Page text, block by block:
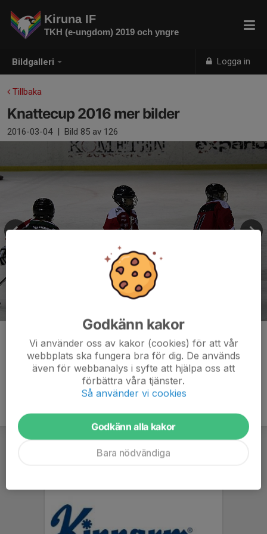
Bildgalleri Logga in
Kiruna IF
TKH (e-ungdom) 2019 och yngre
Tillbaka
Knattecup 2016 mer bilder
2016-03-04 | Bild 85 av 126
Kommentarer
Godkänn kakor
Vi använder oss av kakor (cookies) för att vår
webbplats ska fungera bra för dig. De används
även för webbanalys i syfte att hjälpa oss att
förbättra våra tjänster.
Så använder vi cookies
Godkänn alla kakor
Bara nödvändiga